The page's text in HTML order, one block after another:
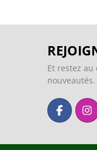
Et restez
nouveautés.